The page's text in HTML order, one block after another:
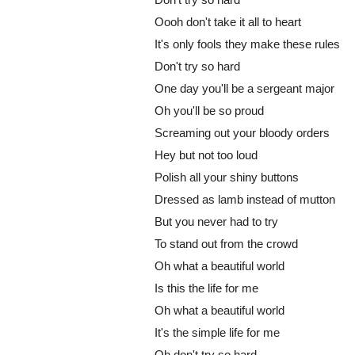
Oooh don't take it all to heart
It's only fools they make these rules
Don't try so hard
One day you'll be a sergeant major
Oh you'll be so proud
Screaming out your bloody orders
Hey but not too loud
Polish all your shiny buttons
Dressed as lamb instead of mutton
But you never had to try
To stand out from the crowd
Oh what a beautiful world
Is this the life for me
Oh what a beautiful world
It's the simple life for me